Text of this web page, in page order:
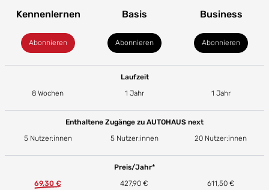
Kennenlernen
Abonnieren
Basis
Abonnieren
Business
Abonnieren
Laufzeit
8 Wochen
1 Jahr 1 Jahr
Enthaltene Zugänge zu AUTOHAUS next
5 Nutzer:innen
5 Nutzer:innen 20 Nutzer:innen
Preis/Jahr*
69,30 €
427,90 € 611,50 €